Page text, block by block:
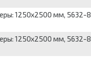
1250x2500 мм, 5632-
1250x2500 мм, 5632-83,